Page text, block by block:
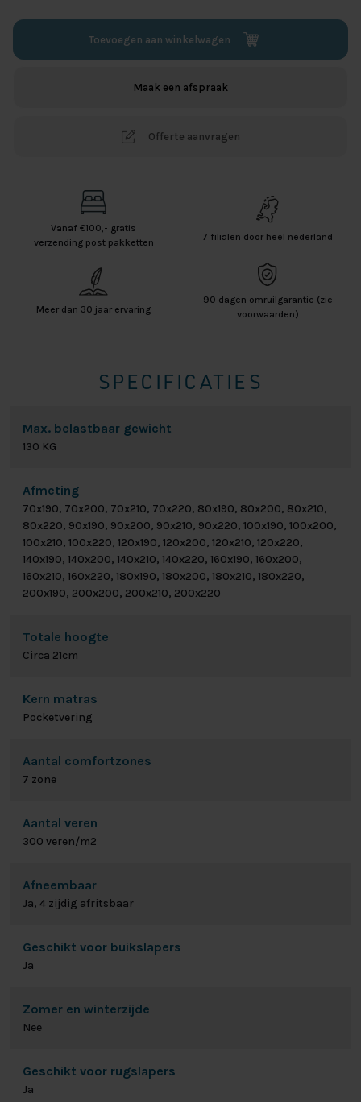
Toevoegen aan winkelwagen
Maak een afspraak
Offerte aanvragen
Vanaf €100,- gratis
verzending post pakketten
7 filialen door heel nederland
Meer dan 30 jaar ervaring
90 dagen omruilgarantie (zie
voorwaarden)
SPECIFICATIES
Max. belastbaar gewicht
130 KG
Afmeting
70x190, 70x200, 70x210, 70x220, 80x190, 80x200, 80x210,
80x220, 90x190, 90x200, 90x210, 90x220, 100x190, 100x200,
100x210, 100x220, 120x190, 120x200, 120x210, 120x220,
140x190, 140x200, 140x210, 140x220, 160x190, 160x200,
160x210, 160x220, 180x190, 180x200, 180x210, 180x220,
200x190, 200x200, 200x210, 200x220
Totale hoogte
Circa 21cm
Kern matras
Pocketvering
Aantal comfortzones
7 zone
Aantal veren
300 veren/m2
Afneembaar
Ja, 4 zijdig afritsbaar
Geschikt voor buikslapers
Ja
Zomer en winterzijde
Nee
Geschikt voor rugslapers
Ja